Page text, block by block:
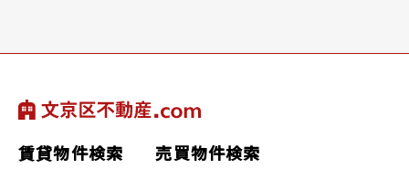
賃貸物件検索
売買物件検索